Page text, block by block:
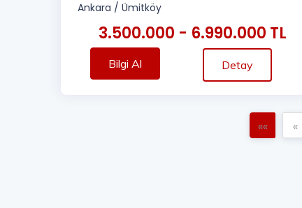
Ankara / Ümitköy
3.500.000 - 6.990.000 TL
Bilgi Al Detay
«« «